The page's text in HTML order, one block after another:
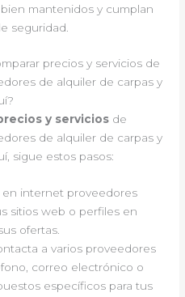
mantenidos y cumplan
seguridad.
precios y servicios de
de alquiler de carpas y
y servicios de
de alquiler de carpas y
sigue estos pasos:
en internet proveedores
sitios web o perfiles en
ofertas.
a varios proveedores
correo electrónico o
específicos para tus